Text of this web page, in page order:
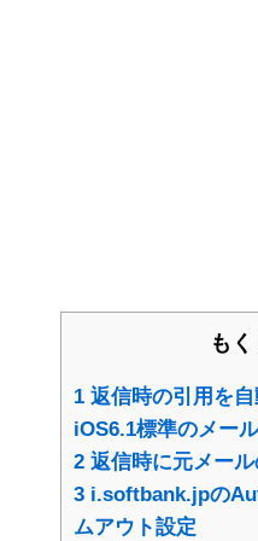
もく
1 返信時の引用を
iOS6.1標準のメー
2 返信時に元メー
3 i.softbank.jpの
ムアウト設定